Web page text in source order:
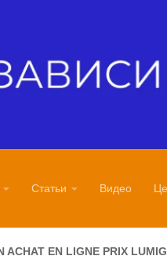
Статьи Видео
ACHAT EN LIGNE PRIX